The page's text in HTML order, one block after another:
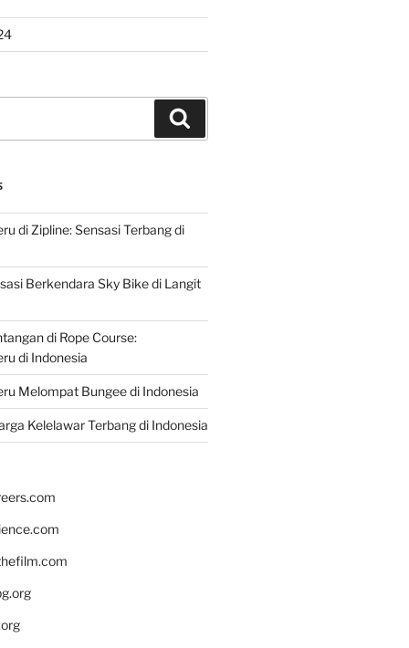
di Zipline: Sensasi Terbang di
Berkendara Sky Bike di Langit
di Rope Course:
di Indonesia
Melompat Bungee di Indonesia
Kelelawar Terbang di Indonesia